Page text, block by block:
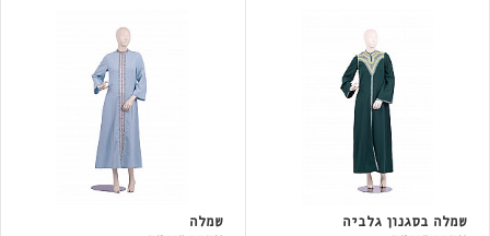
שמלה בסגנון גלביה
שמלה